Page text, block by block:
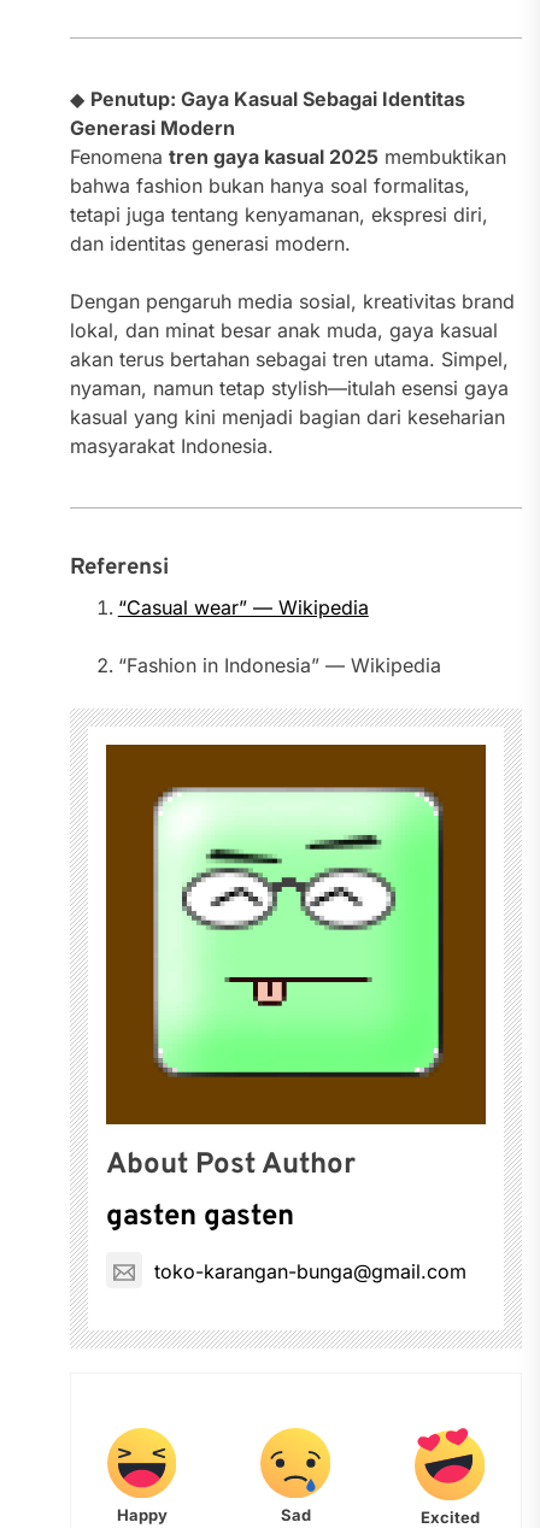
◆ Penutup: Gaya Kasual Sebagai Identitas
Generasi Modern
Fenomena tren gaya kasual 2025membuktikan
bahwa fashion bukan hanya soal formalitas,
tetapi juga tentang kenyamanan, ekspresi diri,
dan identitas generasi modern.
Dengan pengaruh media sosial, kreativitas brand
lokal, dan minat besar anak muda, gaya kasual
akan terus bertahan sebagai tren utama. Simpel,
nyaman, namun tetap stylish—itulah esensi gaya
kasual yang kini menjadi bagian dari keseharian
masyarakat Indonesia.
Referensi
“Casual wear” — Wikipedia
“Fashion in Indonesia” — Wikipedia
About Post Author
gasten gasten
toko-karangan-bunga@gmail.com
Happy Sad Excited